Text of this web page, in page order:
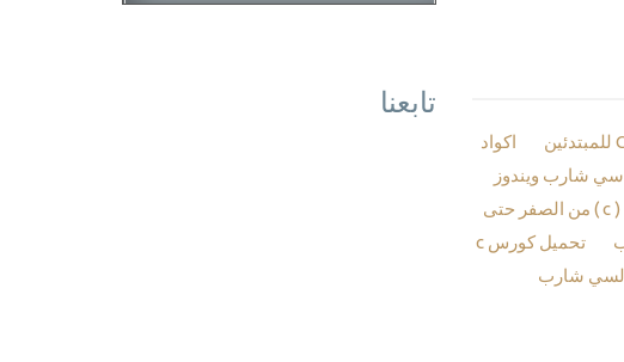
اكواد
سي شارب ويندوز
تعلم لغة سي شارب ( c ) من الصفر حتى
تحميل كورس c
السي شارب
الكسور العشرية C# float decimal
رموز لغة السي شارب C# operators
تابعنا